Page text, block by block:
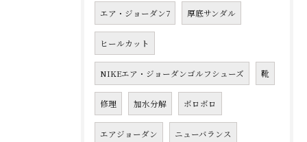
エア・ジョーダン7 厚底サンダル
ヒールカット
NIKEエア・ジョーダンゴルフシューズ 靴
修理 加水分解 ボロボロ
エアジョーダン ニューバランス